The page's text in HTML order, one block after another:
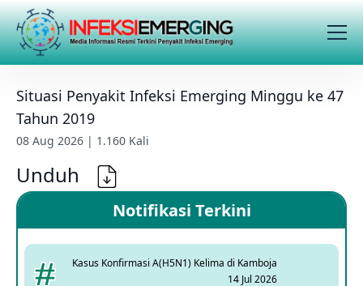
Situasi Penyakit Infeksi Emerging Minggu ke 47
Tahun 2019
08 Aug 2026 | 1.160 Kali
Unduh
Notifikasi Terkini
Kasus Konfirmasi A(H5N1) Kelima di Kamboja
14 Jul 2026